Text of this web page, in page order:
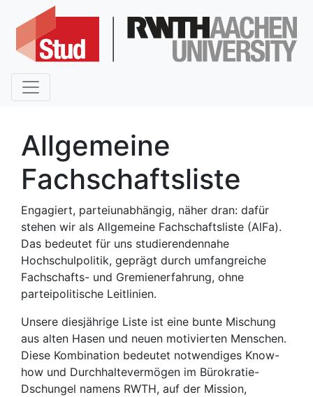
Allgemeine
Fachschaftsliste
Engagiert, parteiunabhängig, näher dran: dafür
stehen wir als Allgemeine Fachschaftsliste (AlFa).
Das bedeutet für uns studierendennahe
Hochschulpolitik, geprägt durch umfangreiche
Fachschafts- und Gremienerfahrung, ohne
parteipolitische Leitlinien.
Unsere diesjährige Liste ist eine bunte Mischung
aus alten Hasen und neuen motivierten Menschen.
Diese Kombination bedeutet notwendiges Know-
how und Durchhaltevermögen im Bürokratie-
Dschungel namens RWTH, auf der Mission,